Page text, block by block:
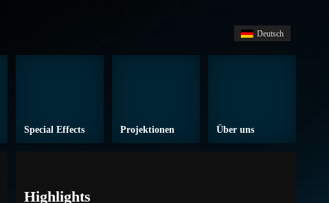
Deutsch
Special Effects Projektionen Über uns
Highlights